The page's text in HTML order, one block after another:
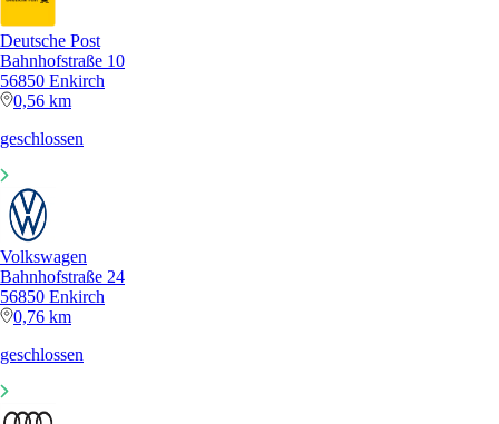
Deutsche Post
Bahnhofstraße 10
56850 Enkirch
0,56 km
geschlossen
Volkswagen
Bahnhofstraße 24
56850 Enkirch
0,76 km
geschlossen